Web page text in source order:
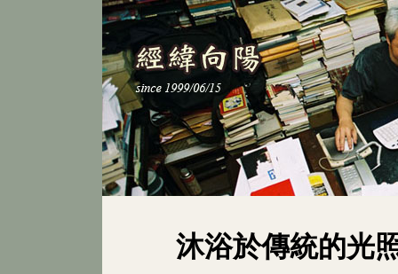
沐浴於傳統的光